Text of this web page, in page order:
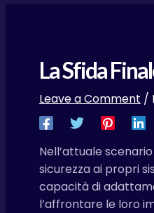
La Sfida
Leave a Comment /
Nell’attuale
sicurezza ai propri
capacità di
l’affrontare le loro